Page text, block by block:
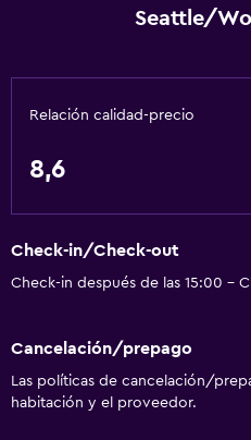
Extinguidor
Adaptador
Aire acondicionado
Servicios y facilidades
Salas de conferencia
Seattle/
Relación calidad-precio
8,6
Check-in/Check-out
Check-in después de las 15:00 -
Cancelación/prepago
Las políticas de cancelación/
habitación y el proveedor.